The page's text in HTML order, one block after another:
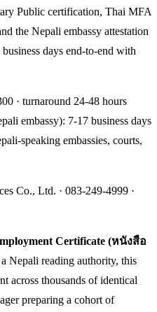
Public certification, Thai MFA
the Nepali embassy attestation
days end-to-end with
· turnaround 24-48 hours
embassy): 7-17 business days
speaking embassies, courts,
Co., Ltd. · 083-249-4999 ·
Certificate (หนังสือ
Nepali reading authority, this
across thousands of identical
preparing a cohort of